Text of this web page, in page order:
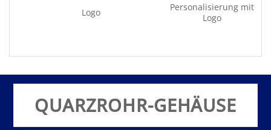
Logo
Personalisierung mit
Logo
QUARZROHR-GEHÄUSE